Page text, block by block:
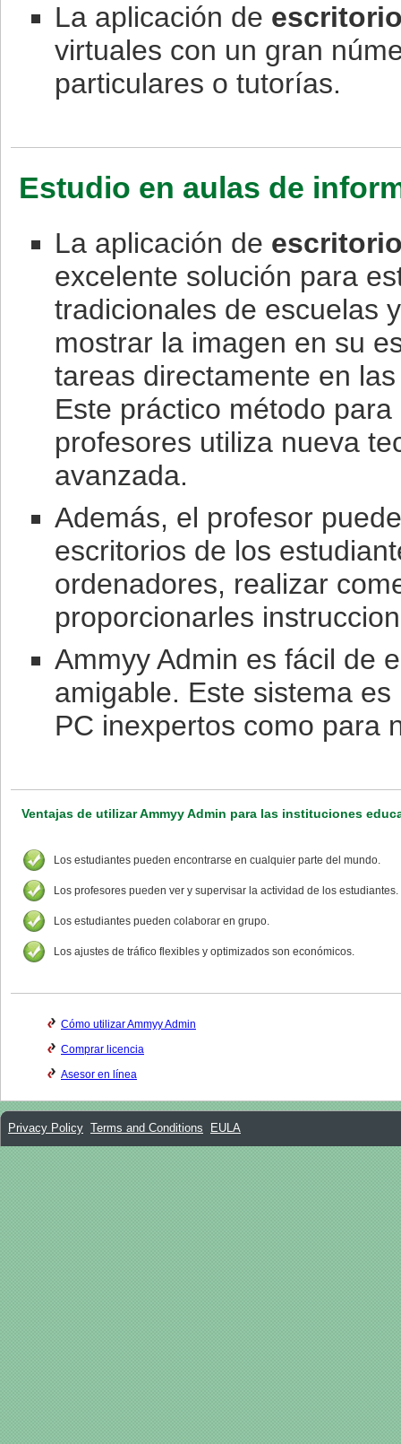
La aplicación de
virtuales con un gran
particulares o tutorías.
Estudio en aulas de
La aplicación de
excelente solución para
tradicionales de escuelas
mostrar la imagen en su
tareas directamente en
Este práctico método
profesores utiliza nueva
avanzada.
Además, el profesor
escritorios de los
ordenadores, realizar
proporcionarles
Ammyy Admin es fácil de
amigable. Este sistema
PC inexpertos como para
Ventajas de utilizar Ammyy Admin para las instituciones
Los estudiantes pueden encontrarse en cualquier parte del mundo.
Los profesores pueden ver y supervisar la actividad de los estudiantes.
Los estudiantes pueden colaborar en grupo.
Los ajustes de tráfico flexibles y optimizados son económicos.
Cómo utilizar Ammyy Admin
Comprar licencia
Asesor en línea
Privacy Policy Terms and Conditions EULA